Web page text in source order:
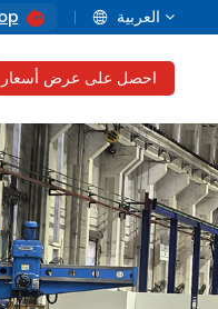
العربية
français
русский
العربية
احصل على عرض أسعار